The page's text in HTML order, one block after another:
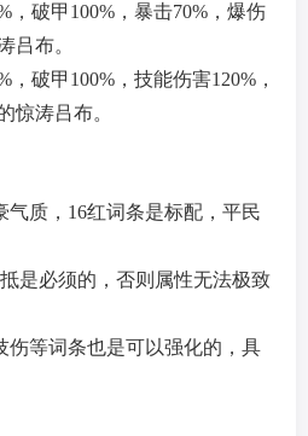
，破甲100%，暴击70%，爆伤
吕布。
破甲100%，技能伤害120%，
惊涛吕布。
质，16红词条是标配，平民
是必须的，否则属性无法极致
伤等词条也是可以强化的，具